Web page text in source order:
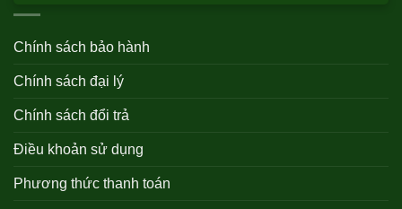
Chính sách bảo hành
Chính sách đại lý
Chính sách đổi trả
Điều khoản sử dụng
Phương thức thanh toán